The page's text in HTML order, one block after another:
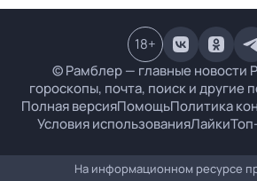
© Рамблер — главные новости
гороскопы, почта, поиск и другие
Полная версияПомощьПолитика
Условия использованияЛайки
18+
На информационном ресурсе